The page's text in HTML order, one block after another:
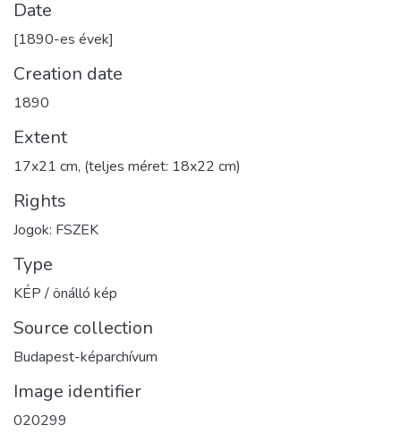
Date
[1890-es évek]
Creation date
1890
Extent
17x21 cm, (teljes méret: 18x22 cm)
Rights
Jogok: FSZEK
Type
KÉP / önálló kép
Source collection
Budapest-képarchívum
Image identifier
020299